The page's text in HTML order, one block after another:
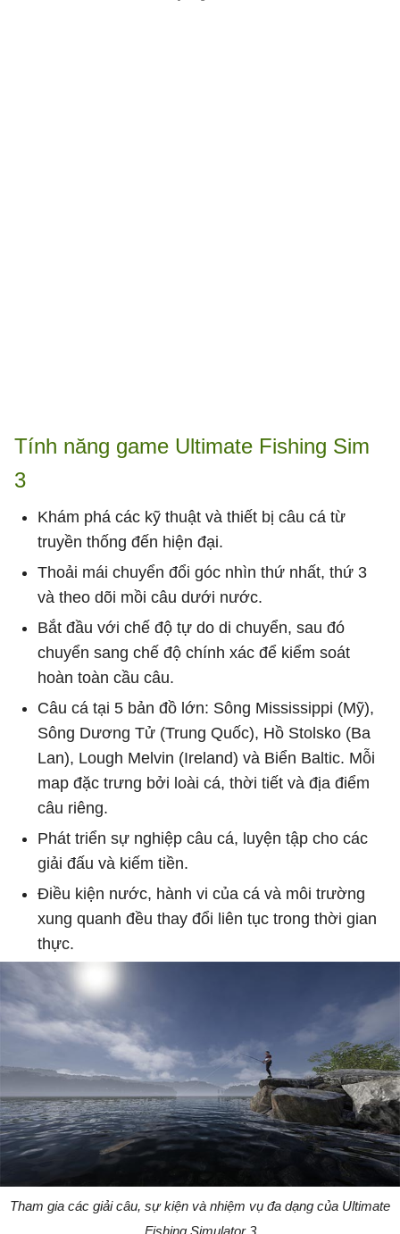
Tính năng game Ultimate Fishing Sim
3
Khám phá các kỹ thuật và thiết bị câu cá từ
truyền thống đến hiện đại.
Thoải mái chuyển đổi góc nhìn thứ nhất, thứ 3
và theo dõi mồi câu dưới nước.
Bắt đầu với chế độ tự do di chuyển, sau đó
chuyển sang chế độ chính xác để kiểm soát
hoàn toàn cầu câu.
Câu cá tại 5 bản đồ lớn: Sông Mississippi (Mỹ),
Sông Dương Tử (Trung Quốc), Hồ Stolsko (Ba
Lan), Lough Melvin (Ireland) và Biển Baltic. Mỗi
map đặc trưng bởi loài cá, thời tiết và địa điểm
câu riêng.
Phát triển sự nghiệp câu cá, luyện tập cho các
giải đấu và kiếm tiền.
Điều kiện nước, hành vi của cá và môi trường
xung quanh đều thay đổi liên tục trong thời gian
thực.
Tham gia các giải câu, sự kiện và nhiệm vụ đa dạng của Ultimate
Fishing Simulator 3